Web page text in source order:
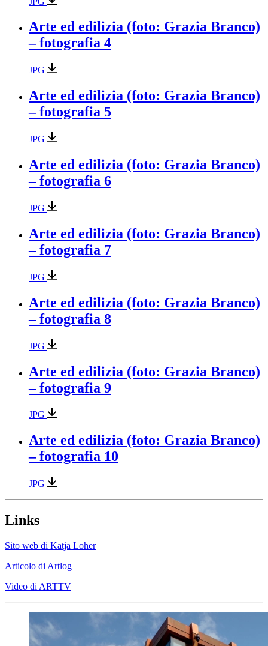
Arte ed edilizia (foto: Grazia Branco)
– fotografia 4
JPG
Arte ed edilizia (foto: Grazia Branco)
– fotografia 5
JPG
Arte ed edilizia (foto: Grazia Branco)
– fotografia 6
JPG
Arte ed edilizia (foto: Grazia Branco)
– fotografia 7
JPG
Arte ed edilizia (foto: Grazia Branco)
– fotografia 8
JPG
Arte ed edilizia (foto: Grazia Branco)
– fotografia 9
JPG
Arte ed edilizia (foto: Grazia Branco)
– fotografia 10
JPG
Links
Sito web di Katja Loher
Articolo di Artlog
Video di ARTTV